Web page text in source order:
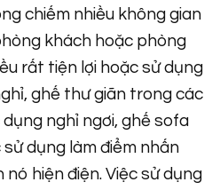
chiếm nhiều không gian
khách hoặc phòng
rất tiện lợi hoặc sử dụng
ghế thư giãn trong các
nghỉ ngơi, ghế sofa
dụng làm điểm nhấn
hiện điện. Việc sử dụng